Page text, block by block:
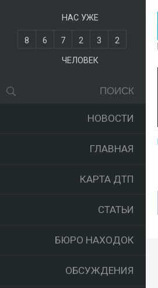
НАС УЖЕ
8 6 7 2 3
2
ЧЕЛОВЕК
НОВОСТИ
ГЛАВНАЯ
КАРТА ДТП
СТАТЬИ
БЮРО НАХОДОК
ОБСУЖДЕНИЯ